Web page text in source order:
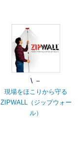
\ －
現場をほこりから守る
ZIPWALL（ジップウォー
ル）